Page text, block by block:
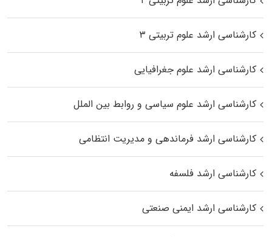
کارشناسی ارشد علوم تربیتی ۳
کارشناسی ارشد علوم جغرافیایی
کارشناسی ارشد علوم سیاسی و روابط بین الملل
کارشناسی ارشد فرماندهی و مدیریت انتظامی
کارشناسی ارشد فلسفه
کارشناسی ارشد ایمنی صنعتی